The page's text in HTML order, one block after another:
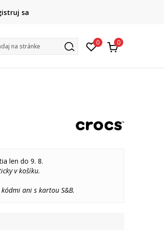
ZADARMO
80 € (neplatí pre Click&Collect)
sa
na stránke 0 0
len do 9. 8.
v košíku.
ani s kartou S&B.